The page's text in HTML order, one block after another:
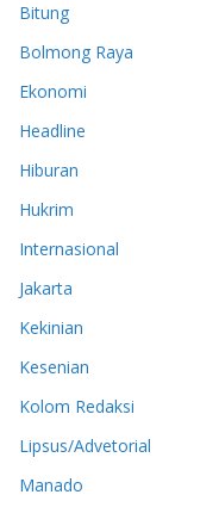
Bitung
Bolmong Raya
Ekonomi
Headline
Hiburan
Hukrim
Internasional
Jakarta
Kekinian
Kesenian
Kolom Redaksi
Lipsus/Advetorial
Manado